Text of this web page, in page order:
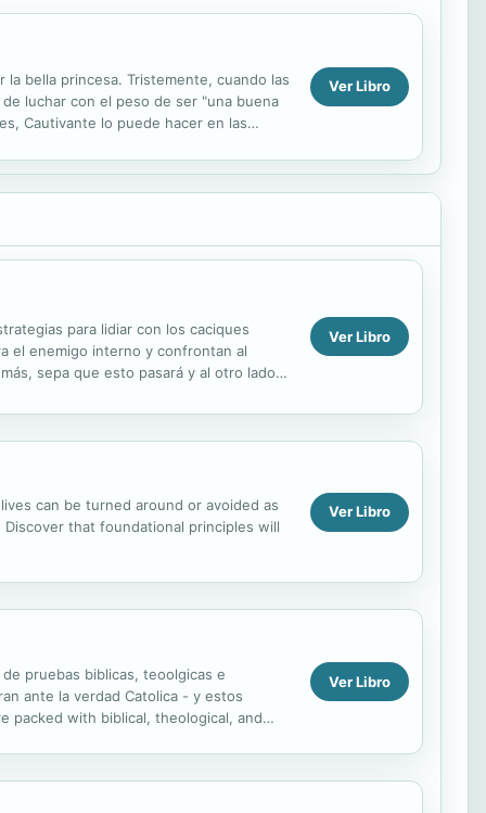
bella princesa. Tristemente, cuando las
luchar con el peso de ser "una buena
Cautivante lo puede hacer en las
Ver Libro
para lidiar con los caciques
el enemigo interno y confrontan al
sepa que esto pasará y al otro lado
Ver Libro
can be turned around or avoided as
that foundational principles will
Ver Libro
pruebas biblicas, teoolgicas e
ante la verdad Catolica - y estos
packed with biblical, theological, and
Ver Libro